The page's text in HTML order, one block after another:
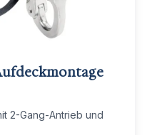
2-Gang-Antrieb und